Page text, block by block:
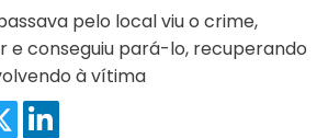
pelo local viu o crime,
e conseguiu pará-lo, recuperando
à vítima